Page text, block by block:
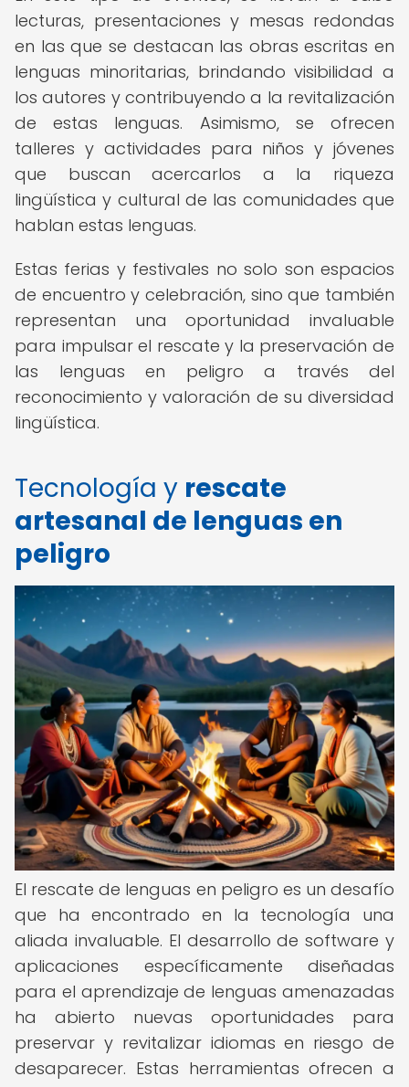
lecturas, presentaciones y mesas redondas
en las que se destacan las obras escritas en
lenguas minoritarias, brindando visibilidad a
los autores y contribuyendo a la revitalización
de estas lenguas. Asimismo, se ofrecen
talleres y actividades para niños y jóvenes
que buscan acercarlos a la riqueza
lingüística y cultural de las comunidades que
hablan estas lenguas.
Estas ferias y festivales no solo son espacios
de encuentro y celebración, sino que también
representan una oportunidad invaluable
para impulsar el rescate y la preservación de
las lenguas en peligro a través del
reconocimiento y valoración de su diversidad
lingüística.
Tecnología y rescate
artesanal de lenguas en
peligro
El rescate de lenguas en peligro es un desafío
que ha encontrado en la tecnología una
aliada invaluable. El desarrollo de software y
aplicaciones específicamente diseñadas
para el aprendizaje de lenguas amenazadas
ha abierto nuevas oportunidades para
preservar y revitalizar idiomas en riesgo de
desaparecer. Estas herramientas ofrecen a